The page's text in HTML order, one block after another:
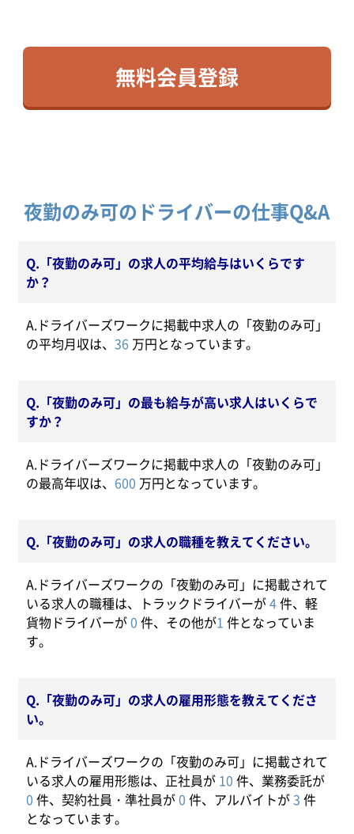
無料会員登録
夜勤のみ可のドライバーの仕事Q&A
Q.「夜勤のみ可」の求人の平均給与はいくらです
か？
A.ドライバーズワークに掲載中求人の「夜勤のみ可」
の平均月収は、 36 万円となっています。
Q.「夜勤のみ可」の最も給与が高い求人はいくらで
すか？
A.ドライバーズワークに掲載中求人の「夜勤のみ可」
の最高年収は、 600 万円となっています。
Q.「夜勤のみ可」の求人の職種を教えてください。
A.ドライバーズワークの「夜勤のみ可」に掲載されて
いる求人の職種は、トラックドライバーが4件、軽
貨物ドライバーが0 件、その他が1 件となっていま
す。
Q.「夜勤のみ可」の求人の雇用形態を教えてくださ
い。
A.ドライバーズワークの「夜勤のみ可」に掲載されて
いる求人の雇用形態は、正社員が 10 件、業務委託が
0 件、契約社員・準社員が0 件、アルバイトが3 件
となっています。